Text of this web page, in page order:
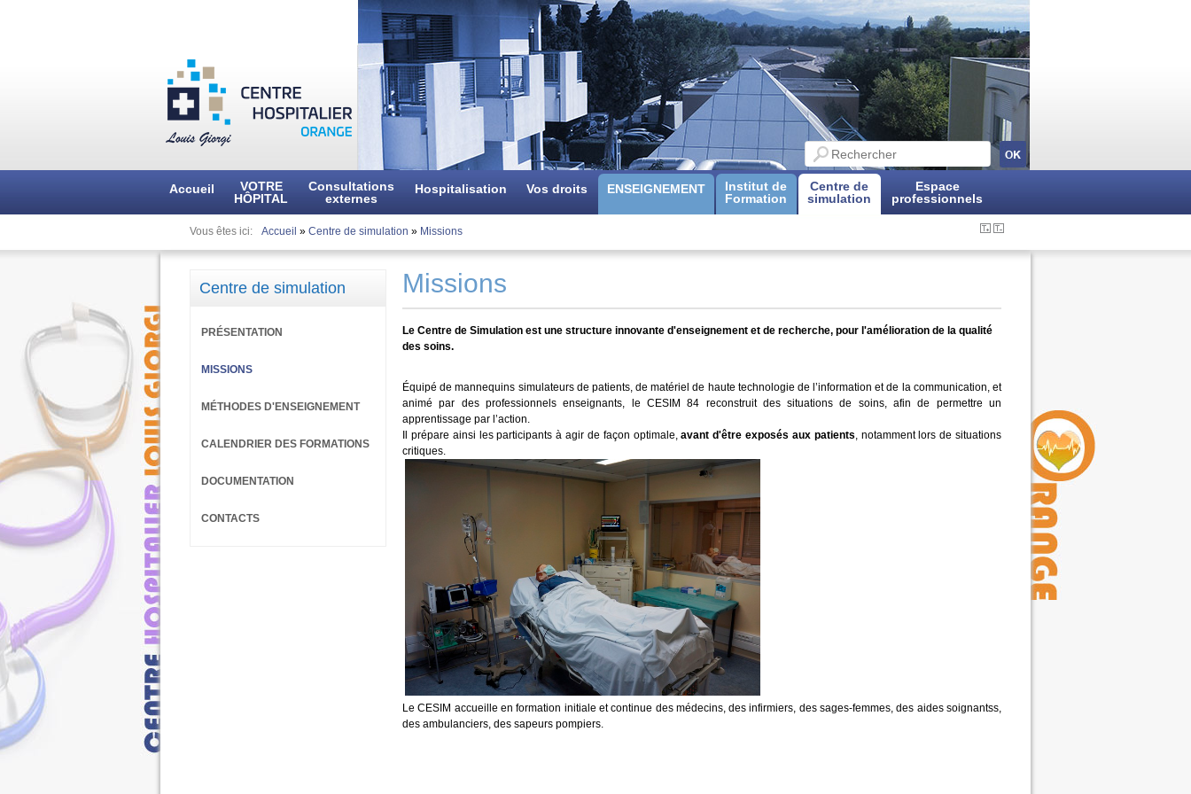
Aller
au
contenu
principal
Search
this
site
Accueil
VOTRE
HÔPITAL
Consultations
externes
Hospitalisation Vos droits ENSEIGNEMENT
Institut de
Formation
Centre de
simulation
Espace
professionnels
Vous êtes ici Accueil » Centre de simulation » Missions
Missions
Le Centre de Simulation est une structure innovante d'enseignement et de recherche, pour l'amélioration de la qualité
des soins.
Équipé de mannequins simulateurs de patients, de matériel de haute technologie de l’information et de la communication, et
animé par des professionnels enseignants, le CESIM 84 reconstruit des situations de soins, afin de permettre un
apprentissage par l’action.
Il prépare ainsi les participants à agir de façon optimale,avant d'être exposés aux patients, notamment lors de situations
critiques.
Le CESIM accueille en formation initiale et continue des médecins, des infirmiers, des sages-femmes, des aides soignantss,
des ambulanciers, des sapeurs pompiers.
Centre de simulation
PRÉSENTATION
MISSIONS
MÉTHODES D'ENSEIGNEMENT
CALENDRIER DES FORMATIONS
DOCUMENTATION
CONTACTS